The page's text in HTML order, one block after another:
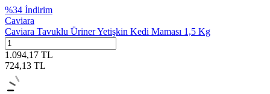
%34 İndirim
Caviara
Caviara Tavuklu Üriner Yetişkin Kedi Maması 1,5 Kg
1.094,17 TL
724,13 TL